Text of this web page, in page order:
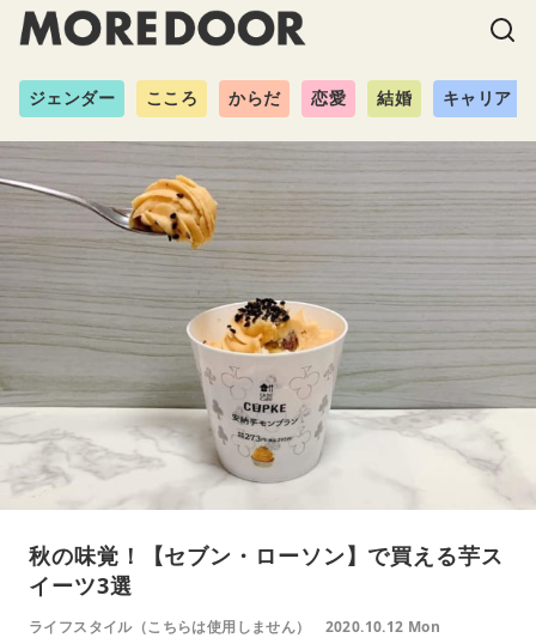
ジェンダー こころ からだ 恋愛 結婚 キャリア
秋の味覚！【セブン・ローソン】で買える芋ス
イーツ3選
ライフスタイル（こちらは使用しません） 2020.10.12 Mon